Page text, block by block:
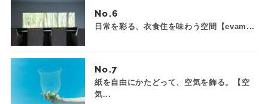
No.
日常を彩る、衣食住を味わう空間【evam...
No.
紙を自由にかたどって、空気を飾る。【空
気...